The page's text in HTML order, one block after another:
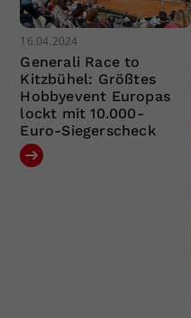
16.04.2024
Generali Race to
Kitzbühel: Größtes
Hobbyevent Europas
lockt mit 10.000-
Euro-Siegerscheck